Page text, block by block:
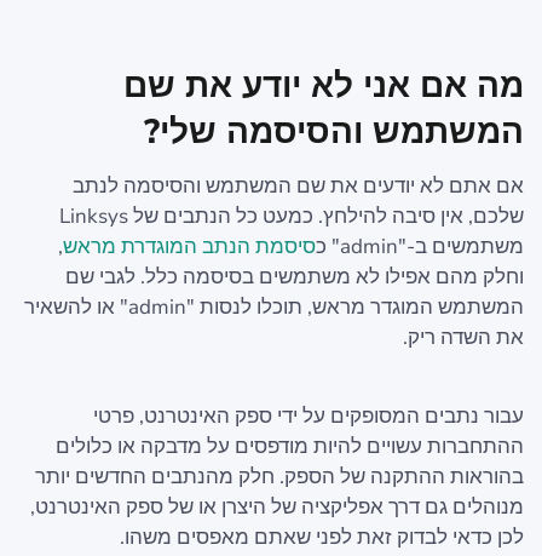
מה אם אני לא יודע את שם
המשתמש והסיסמה שלי?
אם אתם לא יודעים את שם המשתמש והסיסמה לנתב
שלכם, אין סיבה להילחץ. כמעט כל הנתבים של Linksys
משתמשים ב-"admin" כ
סיסמת הנתב המוגדרת מראש,
וחלק מהם אפילו לא משתמשים בסיסמה כלל. לגבי שם
המשתמש המוגדר מראש, תוכלו לנסות "admin" או להשאיר
את השדה ריק.
עבור נתבים המסופקים על ידי ספק האינטרנט, פרטי
ההתחברות עשויים להיות מודפסים על מדבקה או כלולים
בהוראות ההתקנה של הספק. חלק מהנתבים החדשים יותר
מנוהלים גם דרך אפליקציה של היצרן או של ספק האינטרנט,
לכן כדאי לבדוק זאת לפני שאתם מאפסים משהו.